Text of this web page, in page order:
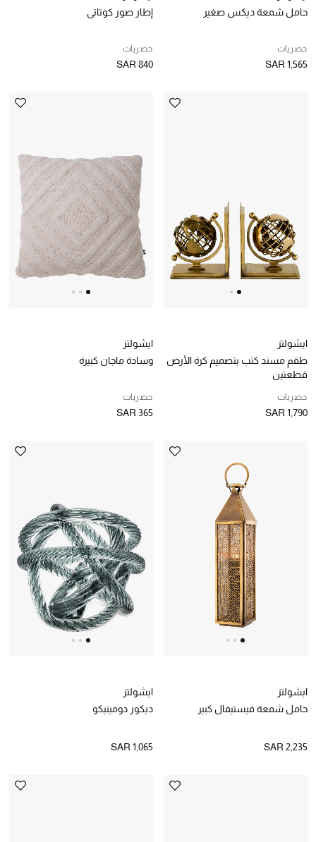
الأزياء
الجمال
مستلزمات المنزل
توتيمي
تعكس توتيمي فن الأناقة السهلة بقطع أساسية راقية
مصممة لتدوم وتتجاوز صيحات الموسم
حامل شمعة ديكس صغير
حصريات
SAR 1,565
إطار صور كوتاتي
حصريات
SAR 840
ايشولتز
طقم مسند كتب بتصميم كرة الأرض
قطعتين
حصريات
SAR 1,790
ايشولتز
وسادة ماجان كبيرة
حصريات
SAR 365
ايشولتز
حامل شمعة فيستيفال كبير
SAR 2,235
ايشولتز
ديكور دومينيكو
SAR 1,065